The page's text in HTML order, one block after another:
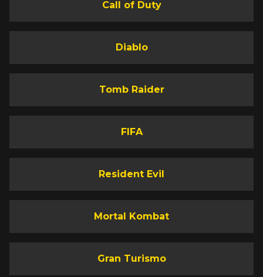
Call of Duty
Diablo
Tomb Raider
FIFA
Resident Evil
Mortal Kombat
Gran Turismo